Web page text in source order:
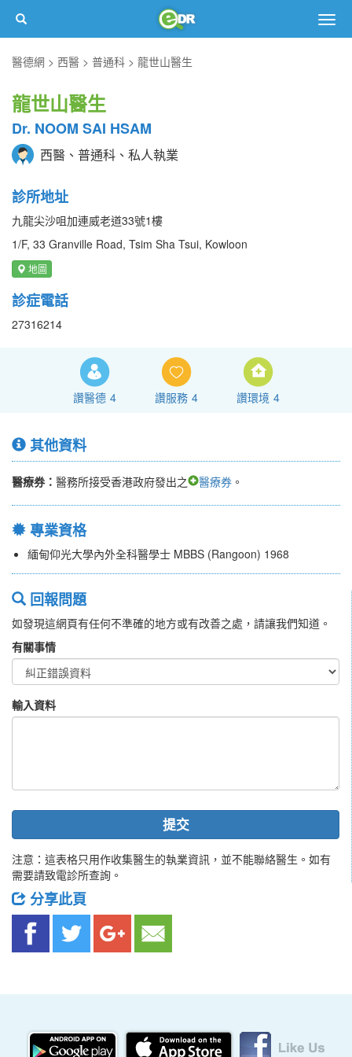
醫德網
西醫 普通科 龍世山醫生
龍世山醫生
Dr. NOOM SAI HSAM
西醫、普通科、私人執業
診所地址
九龍尖沙咀加連威老道33號1樓
1/F, 33 Granville Road, Tsim Sha Tsui, Kowloon
地圖
診症電話
27316214
讚醫德 4 讚服務 4 讚環境 4
其他資料
醫療券： 醫務所接受香港政府發出之 醫療券 。
專業資格
緬甸仰光大學內外全科醫學士 MBBS (Rangoon) 1968
回報問題
如發現這網頁有任何不準確的地方或有改善之處，請讓我們知道。
有關事情
輸入資料
提交
注意：這表格只用作收集醫生的執業資訊，並不能聯絡醫生。如有
需要請致電診所查詢。
分享此頁